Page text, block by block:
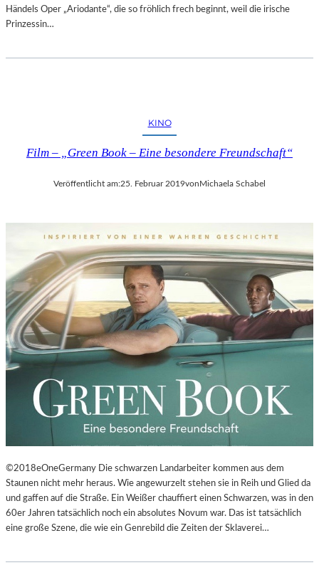
Händels Oper „Ariodante“, die so fröhlich frech beginnt, weil die irische
Prinzessin…
KINO
Film – „Green Book – Eine besondere Freundschaft“
Veröffentlicht am:25. Februar 2019von Michaela Schabel
©2018eOneGermany Die schwarzen Landarbeiter kommen aus dem
Staunen nicht mehr heraus. Wie angewurzelt stehen sie in Reih und Glied da
und gaffen auf die Straße. Ein Weißer chauffiert einen Schwarzen, was in den
60er Jahren tatsächlich noch ein absolutes Novum war. Das ist tatsächlich
eine große Szene, die wie ein Genrebild die Zeiten der Sklaverei…